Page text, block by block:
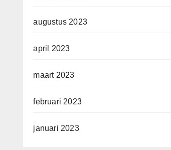
augustus 2023
april 2023
maart 2023
februari 2023
januari 2023